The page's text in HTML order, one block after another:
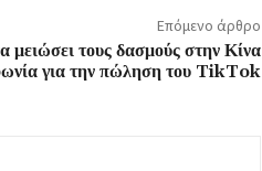
Επόμενο άρθρο
μειώσει τους δασμούς στην Κίνα
για την πώληση του TikTok